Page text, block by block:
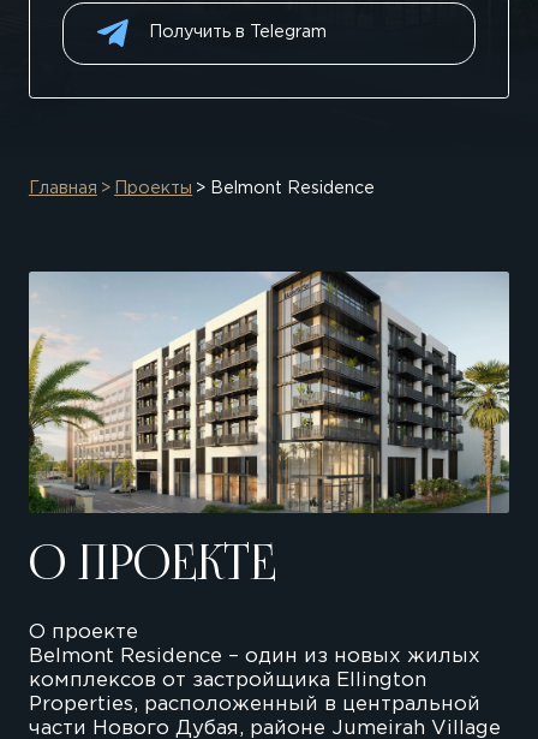
Получить в Telegram
Главная Проекты Belmont Residence
О ПРОЕКТЕ
О проекте
Belmont Residence – один из новых жилых
комплексов от застройщика Ellington
Properties, расположенный в центральной
части Нового Дубая, районе Jumeirah Village